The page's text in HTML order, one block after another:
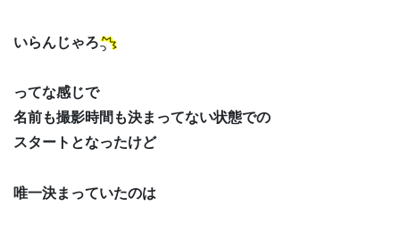
いらんじゃろ
ってな感じで
名前も撮影時間も決まってない状態での
スタートとなったけど
唯一決まっていたのは